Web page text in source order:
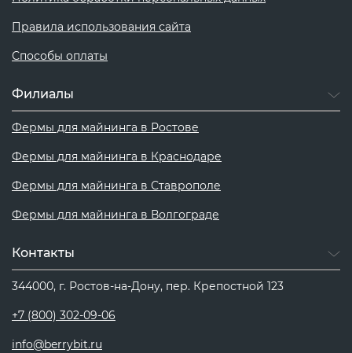
Правила использования сайта
Способы оплаты
Филиалы
Фермы для майнинга в Ростове
Фермы для майнинга в Краснодаре
Фермы для майнинга в Ставрополе
Фермы для майнинга в Волгограде
Контакты
344000, г. Ростов-на-Дону, пер. Крепостной 123
+7 (800) 302-09-06
info@berrybit.ru